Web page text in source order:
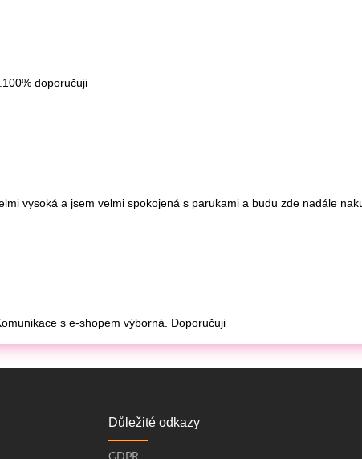
Důležité odkazy